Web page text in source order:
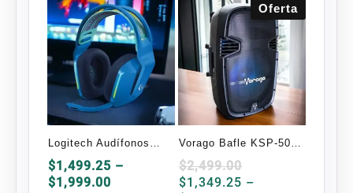
$1,399.00
$8,499.00
Logitech Audífonos
Gamer G733
Inalámbrico
$1,499.25 –
$1,999.00
Oferta
Vorago Bafle KSP-500
Bluetooth 100W
$2,499.00
$1,349.25 –